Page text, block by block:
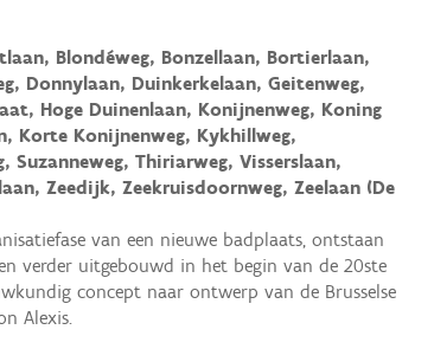
Blondéweg, Bonzellaan, Bortierlaan,
Donnylaan, Duinkerkelaan, Geitenweg,
Hoge Duinenlaan, Konijnenweg, Koning
Korte Konijnenweg, Kykhillweg,
Suzanneweg, Thiriarweg, Visserslaan,
Zeedijk, Zeekruisdoornweg, Zeelaan (De
van een nieuwe badplaats, ontstaan
verder uitgebouwd in het begin van de 20ste
concept naar ontwerp van de Brusselse
Alexis.